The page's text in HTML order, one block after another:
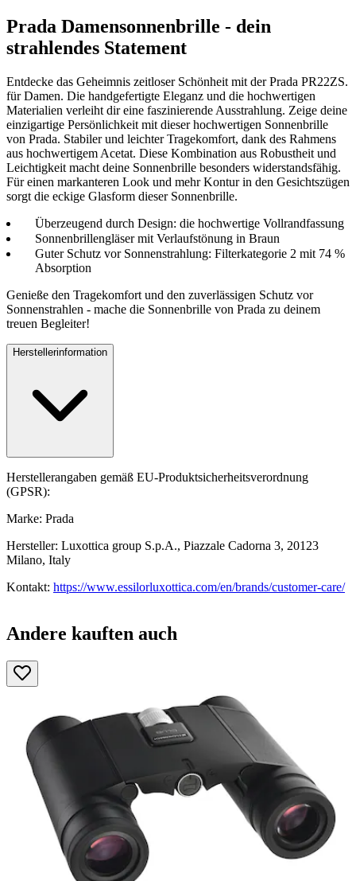
Prada Damensonnenbrille - dein
strahlendes Statement
Entdecke das Geheimnis zeitloser Schönheit mit der Prada PR22ZS.
für Damen. Die handgefertigte Eleganz und die hochwertigen
Materialien verleiht dir eine faszinierende Ausstrahlung. Zeige deine
einzigartige Persönlichkeit mit dieser hochwertigen Sonnenbrille
von Prada. Stabiler und leichter Tragekomfort, dank des Rahmens
aus hochwertigem Acetat. Diese Kombination aus Robustheit und
Leichtigkeit macht deine Sonnenbrille besonders widerstandsfähig.
Für einen markanteren Look und mehr Kontur in den Gesichtszügen
sorgt die eckige Glasform dieser Sonnenbrille.
Überzeugend durch Design: die hochwertige Vollrandfassung
Sonnenbrillengläser mit Verlaufstönung in Braun
Guter Schutz vor Sonnenstrahlung: Filterkategorie 2 mit 74 %
Absorption
Genieße den Tragekomfort und den zuverlässigen Schutz vor
Sonnenstrahlen - mache die Sonnenbrille von Prada zu deinem
treuen Begleiter!
Herstellerinformation
Herstellerangaben gemäß EU-Produktsicherheitsverordnung
(GPSR):
Marke: Prada
Hersteller: Luxottica group S.p.A., Piazzale Cadorna 3, 20123
Milano, Italy
Kontakt: https://www.essilorluxottica.com/en/brands/customer-care/
Andere kauften auch